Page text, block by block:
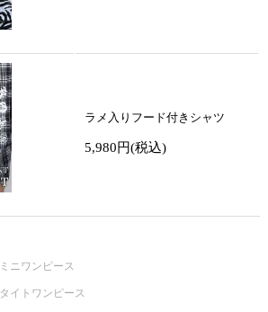
ラメ入りフード付きシャツ
5,980円(税込)
ミニワンピース
タイトワンピース